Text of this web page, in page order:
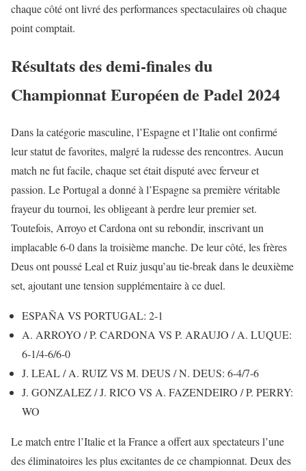
chaque côté ont livré des performances spectaculaires où chaque
point comptait.
Résultats des demi-finales du
Championnat Européen de Padel 2024
Dans la catégorie masculine, l’Espagne et l’Italie ont confirmé
leur statut de favorites, malgré la rudesse des rencontres. Aucun
match ne fut facile, chaque set était disputé avec ferveur et
passion. Le Portugal a donné à l’Espagne sa première véritable
frayeur du tournoi, les obligeant à perdre leur premier set.
Toutefois, Arroyo et Cardona ont su rebondir, inscrivant un
implacable 6-0 dans la troisième manche. De leur côté, les frères
Deus ont poussé Leal et Ruiz jusqu’au tie-break dans le deuxième
set, ajoutant une tension supplémentaire à ce duel.
ESPAÑA VS PORTUGAL: 2-1
A. ARROYO / P. CARDONA VS P. ARAUJO / A. LUQUE:
6-1/4-6/6-0
J. LEAL / A. RUIZ VS M. DEUS / N. DEUS: 6-4/7-6
J. GONZALEZ / J. RICO VS A. FAZENDEIRO / P. PERRY:
WO
Le match entre l’Italie et la France a offert aux spectateurs l’une
des éliminatoires les plus excitantes de ce championnat. Deux des